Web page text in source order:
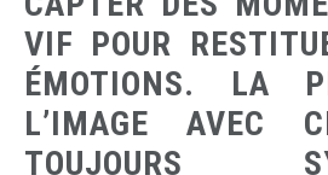
VIF POUR
ÉMOTIONS. LA
L’IMAGE AVEC
TOUJOURS